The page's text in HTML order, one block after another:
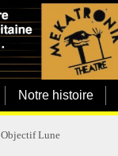
Notre histoire
Objectif Lune